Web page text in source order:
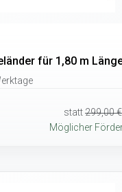
für 1,80 m
statt299,00 €
Möglicher